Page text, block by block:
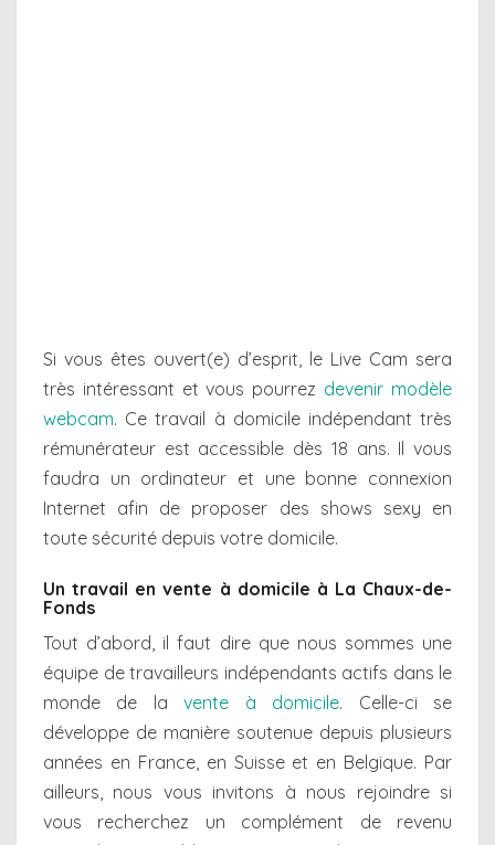
Si vous êtes ouvert(e) d’esprit, le Live Cam sera
très intéressant et vous pourrez devenir modèle
webcam. Ce travail à domicile indépendant très
rémunérateur est accessible dès 18 ans. Il vous
faudra un ordinateur et une bonne connexion
Internet afin de proposer des shows sexy en
toute sécurité depuis votre domicile.
Un travail en vente à domicile à La Chaux-de-
Fonds
Tout d’abord, il faut dire que nous sommes une
équipe de travailleurs indépendants actifs dans le
monde de lavente à domicile. Celle-ci se
développe de manière soutenue depuis plusieurs
années en France, en Suisse et en Belgique. Par
ailleurs, nous vous invitons à nous rejoindre si
vous recherchez un complément de revenu